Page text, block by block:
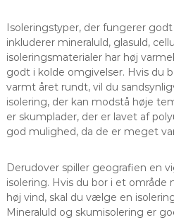
Isoleringstyper, der fungerer
inkluderer mineraluld, glasuld,
isoleringsmaterialer har høj
godt i kolde omgivelser. Hvis du
varmt året rundt, vil du
isolering, der kan modstå høje
er skumplader, der er lavet af
god mulighed, da de er meget
Derudover spiller geografien en
isolering. Hvis du bor i et
høj vind, skal du vælge en
Mineraluld og skumisolering er